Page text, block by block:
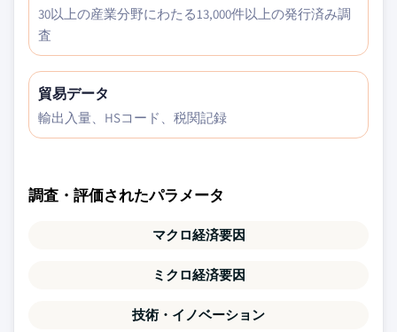
30以上の産業分野にわたる13,000件以上の発行済み調
査
貿易データ
輸出入量、HSコード、税関記録
調査・評価されたパラメータ
マクロ経済要因
ミクロ経済要因
技術・イノベーション